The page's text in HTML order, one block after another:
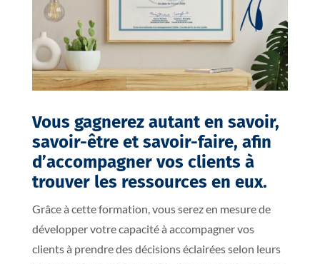
Vous gagnerez autant en savoir,
savoir-être et savoir-faire, afin
d’accompagner vos clients à
trouver les ressources en eux.
Grâce à cette formation, vous serez en mesure de
développer votre capacité à accompagner vos
clients à prendre des décisions éclairées selon leurs